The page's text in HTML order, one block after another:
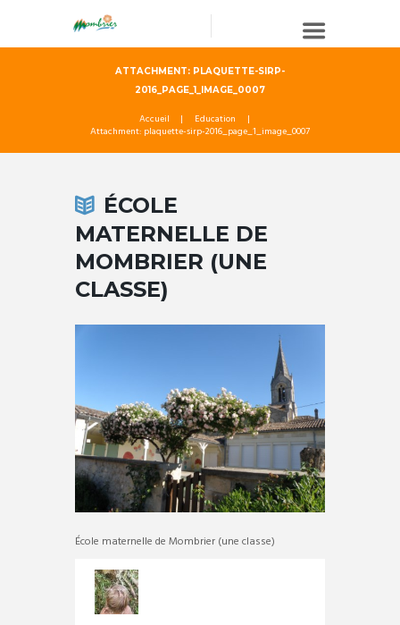
ATTACHMENT: PLAQUETTE-SIRP-
2016_PAGE_1_IMAGE_0007
Accueil
Education
Attachment: plaquette-sirp-2016_page_1_image_0007
ÉCOLE
MATERNELLE DE
MOMBRIER (UNE
CLASSE)
École maternelle de Mombrier (une classe)